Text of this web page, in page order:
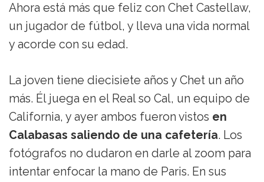
Ahora está más que feliz con Chet Castellaw,
un jugador de fútbol, y lleva una vida normal
y acorde con su edad.
La joven tiene diecisiete años y Chet un año
más. Él juega en el Real so Cal, un equipo de
California, y ayer ambos fueron vistos en
Calabasas saliendo de una cafetería. Los
fotógrafos no dudaron en darle al zoom para
intentar enfocar la mano de Paris. En sus